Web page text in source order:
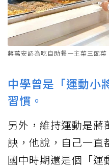
蔣萬安認為吃自助餐一主菜三配
中學曾是「運動小
習慣。
另外，維持運動是蔣
訣，他說，自己一直
國中時期還是個「運